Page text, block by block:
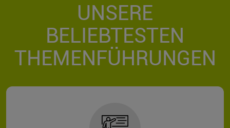
UNSERE
BELIEBTESTEN
THEMENFÜHRUNGEN